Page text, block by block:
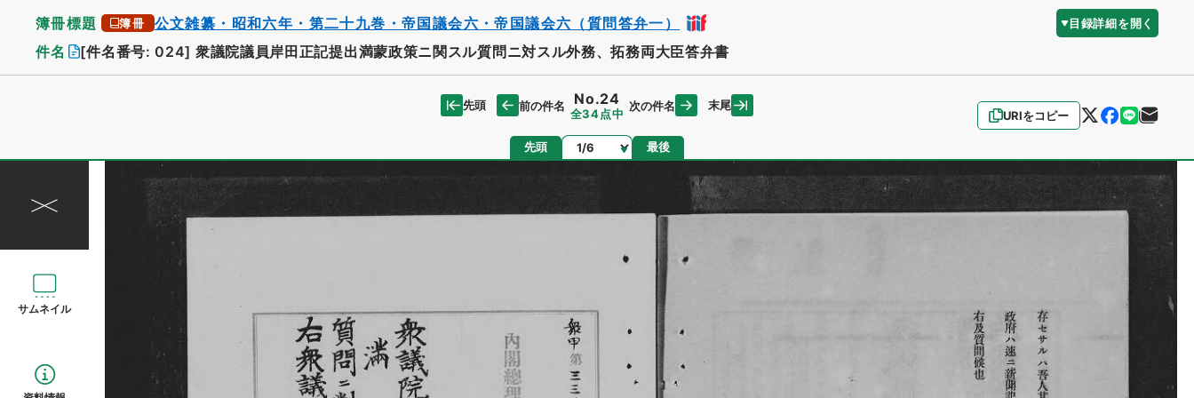
簿冊標題 簿冊 公文雑纂・昭和六年・第二十九巻・帝国議会六・帝国議会六（質問答弁一） 目録詳細を開く
件名 [件名番号: 024] 衆議院議員岸田正記提出満蒙政策ニ関スル質問ニ対スル外務、拓務両大臣答弁書
URIをコピー
先頭 前の件名 No.24
全34点中
次の件名 末尾
先頭 ページ 最後
サムネイル